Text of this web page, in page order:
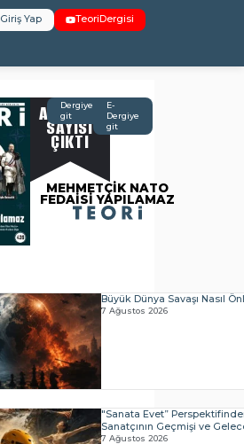
Giriş Yap TeoriDergisi
AĞUSTOS
SAYISI
ÇIKTI
MEHMETÇİK NATO
FEDAİSİ YAPILAMAZ
Dergiye
git
E-
Dergiye
git
Büyük Dünya Savaşı Nasıl
7 Ağustos 2026
"Sanata Evet”
Sanatçının Geçmişi ve
7 Ağustos 2026